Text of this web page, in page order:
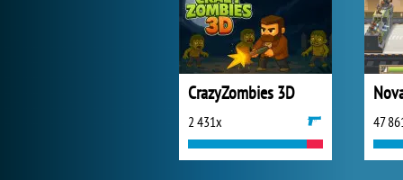
CrazyZombies 3D
2 431x 47